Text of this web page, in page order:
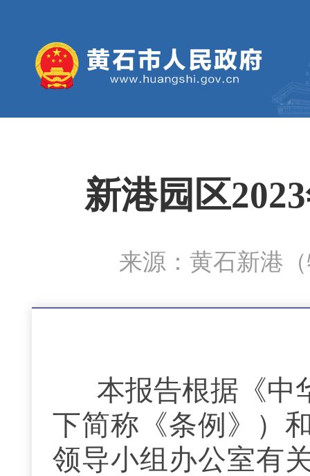
新港园区
来源：黄石新港
本报告根据《中
下简称《条例》）
领导小组办公室有